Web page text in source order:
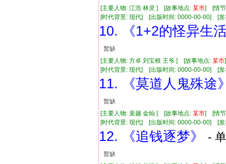
[主要人物: 江浩 林灵 ] [故事地点: 某市] [情节
[时代背景: 现代] [出版时间: 0000-00-00] [
10. 《1+2的怪异生
暂缺
[主要人物: 方卓 刘宝根 王爷 ] [故事地点: 某市
[时代背景: 现代] [出版时间: 0000-00-00] [
11. 《莫道人鬼殊途
暂缺
[主要人物: 裴越 金灿 ] [故事地点: 某市] [情节
[时代背景: 现代] [出版时间: 0000-00-00] [
12. 《追钱逐梦》 -
暂缺